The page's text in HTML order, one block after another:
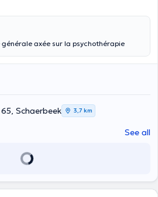
axée sur la psychothérapie
Schaerbeek 3,7 km
See all